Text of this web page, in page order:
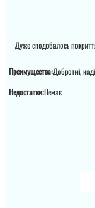
проводили на
Є...
читати всі
Дуже сподобалось
Преимущества:Добротні,
Недостатки:Немає